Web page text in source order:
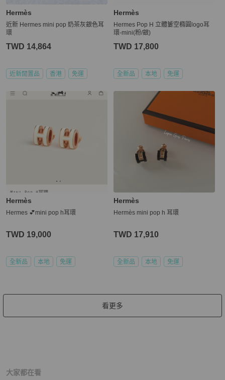
Hermès
近新 Hermes mini pop 奶茶灰銀色耳
環
TWD 14,864
近新閒置品 香港 免運
Hermès
Hermes Pop H 立體簍空橢圓logo耳
環-mini(粉/銀)
TWD 17,800
全新品 本地 免運
Hermès
Hermes 💕mini pop h耳環
TWD 19,000
全新品 本地 免運
Hermès
Hermès mini pop h 耳環
TWD 17,910
全新品 本地 免運
看更多
大家都在看